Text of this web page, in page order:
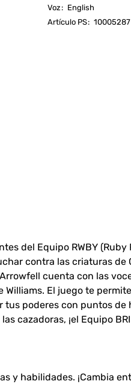
Voz: English
Artículo PS: 10005287
del Equipo RWBY (Ruby
contra las criaturas de
cuenta con las
Williams. El juego te
tus poderes con puntos de
cazadoras, ¡el Equipo
y habilidades. ¡Cambia